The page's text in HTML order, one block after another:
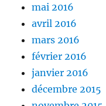
mai 2016
avril 2016
mars 2016
février 2016
janvier 2016
décembre 2015